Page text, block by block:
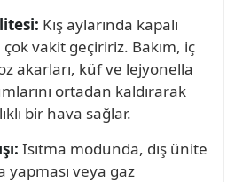
Kış aylarında kapalı
vakit geçiririz. Bakım, iç
akarları, küf ve lejyonella
ortadan kaldırarak
bir hava sağlar.
Isıtma modunda, dış ünite
yapması veya gaz